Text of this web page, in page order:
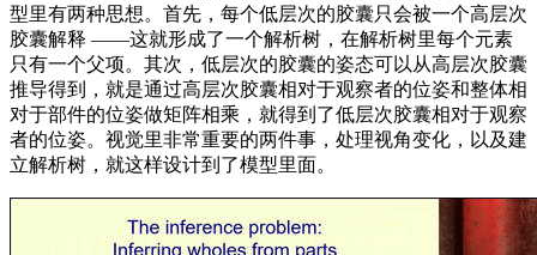
型里有两种思想。首先，每个低层次的胶囊只会被一个高层次
胶囊解释 ——这就形成了一个解析树，在解析树里每个元素
只有一个父项。其次，低层次的胶囊的姿态可以从高层次胶囊
推导得到，就是通过高层次胶囊相对于观察者的位姿和整体相
对于部件的位姿做矩阵相乘，就得到了低层次胶囊相对于观察
者的位姿。视觉里非常重要的两件事，处理视角变化，以及建
立解析树，就这样设计到了模型里面。